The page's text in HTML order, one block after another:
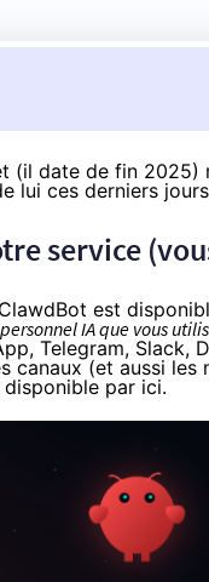
(il date de fin
lui ces derniers
service
est
IA que vous
Telegram, Slack,
canaux (et aussi
disponible par ici.